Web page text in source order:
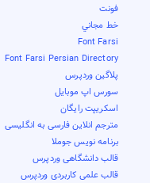
فونت
خط مجاني
Font Farsi
Font Farsi Persian Directory
پلاگین وردپرس
سورس اپ موبایل
اسکریپت رایگان
مترجم انلاین فارسی به انگلیسی
برنامه نویس جوملا
قالب دانشگاهی وردپرس
قالب علمی کاربردی وردپرس